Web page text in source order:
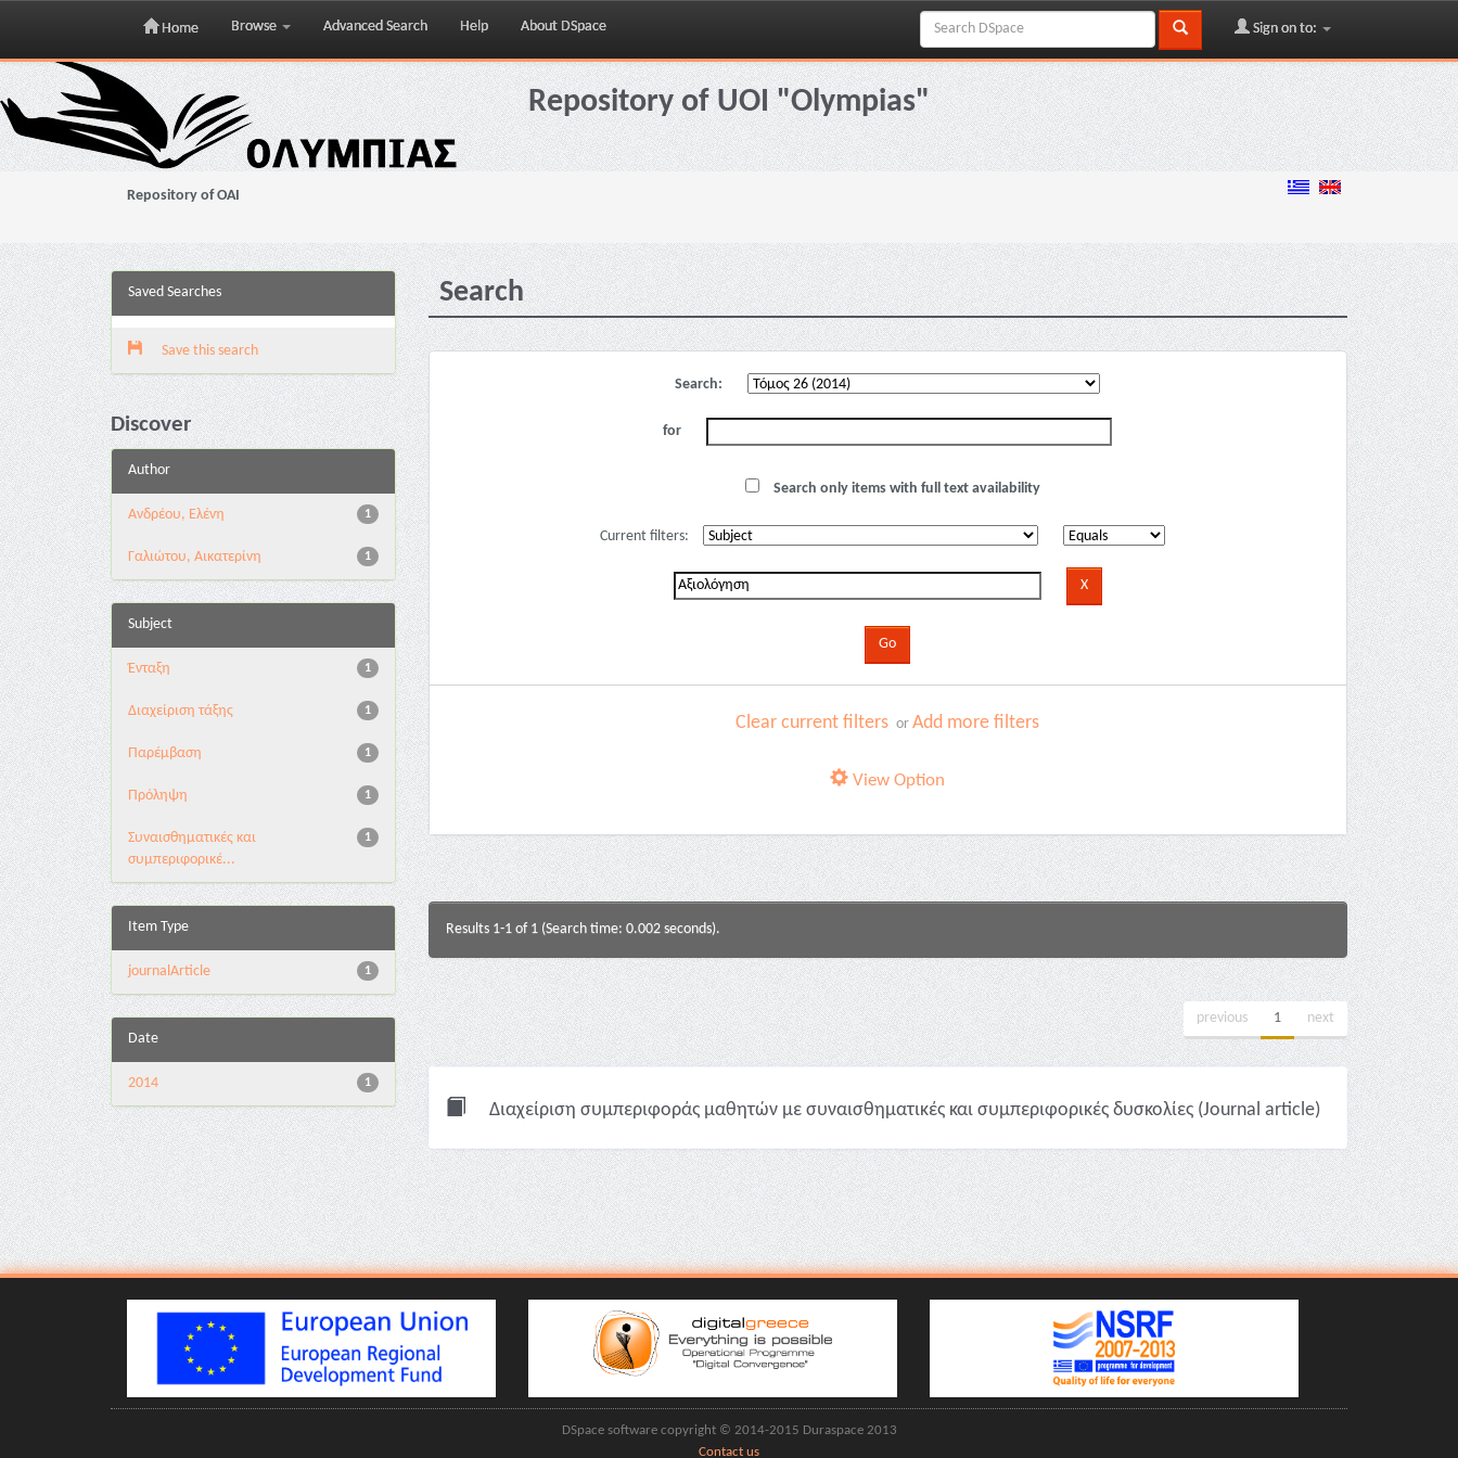
Skip
navigation
Home Browse Advanced Search Help About DSpace Sign on to:
Repository of UOI "Olympias"
Repository of OAI
Saved Searches
Save this search
Discover
Author
1
Ανδρέου, Ελένη
1
Γαλιώτου, Αικατερίνη
Subject
1
Ένταξη
1
Διαχείριση τάξης
1
Παρέμβαση
1
Πρόληψη
1
Συναισθηματικές και
συμπεριφορικέ...
Item Type
1
journalArticle
Date
1
2014
Search
Search:
for
Search only items with full text availability
Current filters:
Clear current filters orAdd more filters
View Option
Results 1-1 of 1 (Search time: 0.002 seconds).
previous 1 next
Διαχείριση συμπεριφοράς μαθητών με συναισθηματικές και συμπεριφορικές δυσκολίες (Journal article)
DSpace software copyright © 2014-2015 Duraspace 2013
Contact us